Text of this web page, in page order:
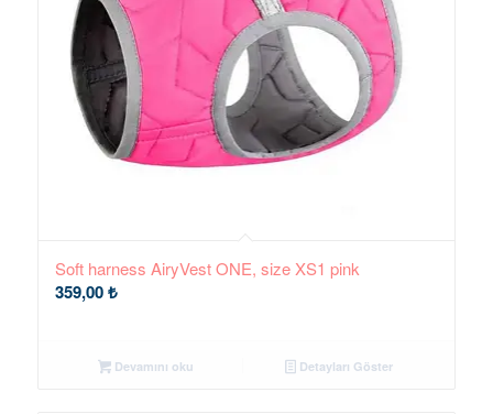
Soft harness AiryVest ONE, size XS1 pink
359,00₺
Devamını oku Detayları Göster